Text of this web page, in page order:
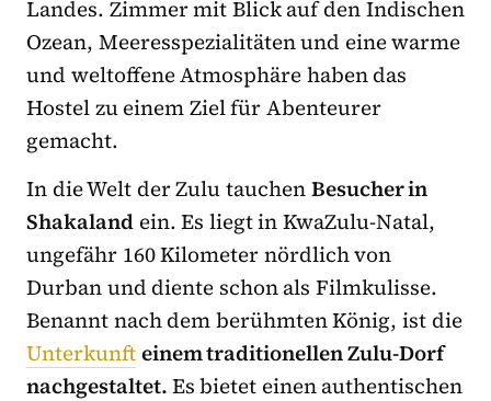
Landes. Zimmer mit Blick auf den Indischen
Ozean, Meeresspezialitäten und eine warme
und weltoffene Atmosphäre haben das
Hostel zu einem Ziel für Abenteurer
gemacht.
In die Welt der Zulu tauchenBesucher in
Shakaland ein. Es liegt in KwaZulu-Natal,
ungefähr 160 Kilometer nördlich von
Durban und diente schon als Filmkulisse.
Benannt nach dem berühmten König, ist die
Unterkunfteinem traditionellen Zulu-Dorf
nachgestaltet.Es bietet einen authentischen